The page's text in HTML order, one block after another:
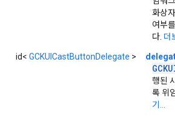
화상
여부
다. 더
id< GCKUICastButtonDelegate >
행된
록 위
기...